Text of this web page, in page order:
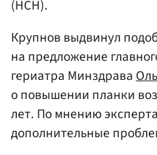
(НСН).
Крупнов выдвинул
на предложение
гериатра Минздрава
о повышении планки
лет. По мнению
дополнительные